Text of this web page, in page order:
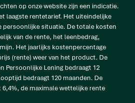
op onze website zijn een indicatie.
laagste rentetarief. Het uiteindelijke
persoonlijke situatie. De totale kosten
van de rente, het leenbedrag,
Het jaarlijks kostenpercentage
(rente) weer van het product. De
Persoonlijke Lening bedraagt 12
bedraagt 120 maanden. De
de maximale wettelijke rente